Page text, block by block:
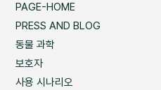
PAGE-HOME
PRESS AND BLOG
동물 과학
보호자
사용 시나리오